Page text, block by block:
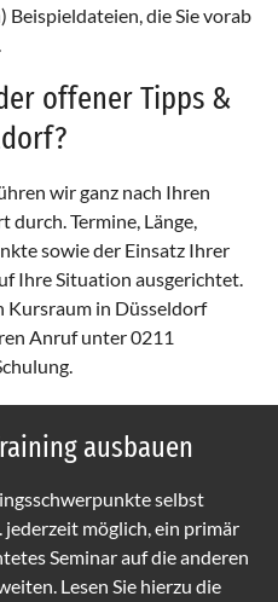
Beispieldateien, die Sie vorab
offener Tipps &
wir ganz nach Ihren
durch. Termine, Länge,
sowie der Einsatz Ihrer
Ihre Situation ausgerichtet.
Kursraum in Düsseldorf
Anruf unter 0211
ausbauen
selbst
jederzeit möglich, ein primär
Seminar auf die anderen
Lesen Sie hierzu die